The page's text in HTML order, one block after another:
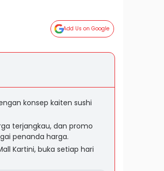
Add Us on Google
konsep kaiten sushi
terjangkau, dan promo
penanda harga.
Kartini, buka setiap hari